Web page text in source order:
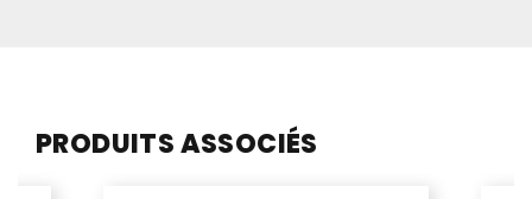
PRODUITS ASSOCIÉS